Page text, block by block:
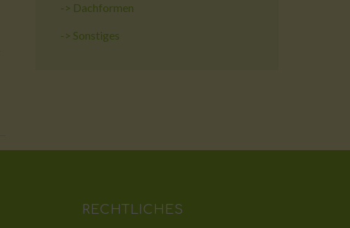
-> Dachformen
-> Sonstiges
RECHTLICHES